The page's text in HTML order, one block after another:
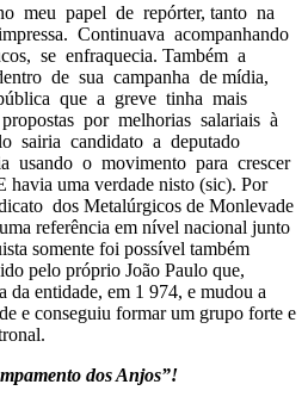
meu papel de repórter, tanto na
Continuava acompanhando
se enfraquecia. Também a
de sua campanha de mídia,
que a greve tinha mais
por melhorias salariais à
sairia candidato a deputado
usando o movimento para crescer
uma verdade nisto (sic). Por
dos Metalúrgicos de Monlevade
referência em nível nacional junto
somente foi possível também
pelo próprio João Paulo que,
da entidade, em 1 974, e mudou a
e conseguiu formar um grupo forte e
dos Anjos”!